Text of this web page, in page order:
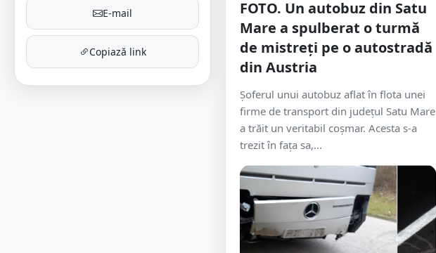
E-mail
Copiază link
FOTO. Un autobuz din Satu
Mare a spulberat o turmă
de mistreți pe o autostradă
din Austria
Șoferul unui autobuz aflat în flota unei
firme de transport din județul Satu Mare
a trăit un veritabil coșmar. Acesta s-a
trezit în fața sa,...